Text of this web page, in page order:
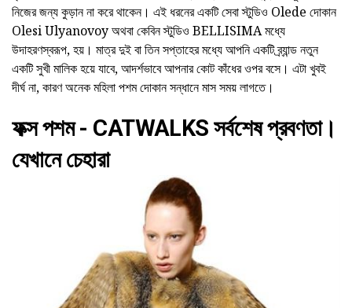
নিজের জন্য কুড়ান না করে থাকেন। এই ধরনের একটি সেবা স্টুডিও Olede দোকান
Olesi Ulyanovoy অথবা কেবিন স্টুডিও BELLISIMA মধ্যে
উদাহরণস্বরূপ, হয়। মাত্র দুই বা তিন সপ্তাহের মধ্যে আপনি একটি ব্র্যান্ড নতুন
একটি সুখী মালিক হয়ে যাবে, আদর্শভাবে আপনার কোট কাঁধের ওপর বসে। এটা খুবই
দীর্ঘ না, কারণ অনেক মহিলা পশম দোকান সন্ধানে মাস সময় লাগতে।
ফক্স পশম - CATWALKS সর্বশেষ প্রবণতা।
যেখানে চেহারা